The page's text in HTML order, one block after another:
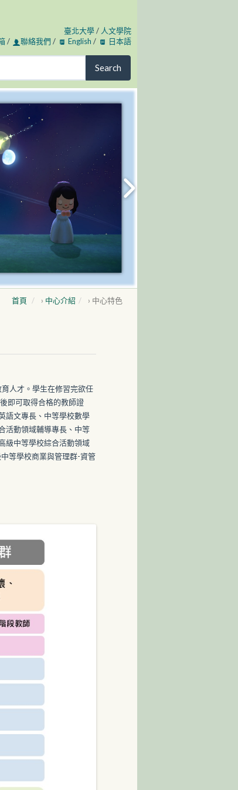
臺北大學/ 人文學院
/ 聯絡我們 / English / 日本語
Search
首頁 › 中心介紹 › 中心特色
人才。學生在修習完欲任
即可取得合格的教師證
語文專長、中等學校數學
活動領域輔導專長、中等
級中等學校綜合活動領域
等學校商業與管理群-資管